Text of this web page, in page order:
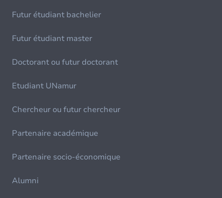
Futur étudiant bachelier
Futur étudiant master
Doctorant ou futur doctorant
Etudiant UNamur
Chercheur ou futur chercheur
Partenaire académique
Partenaire socio-économique
Alumni